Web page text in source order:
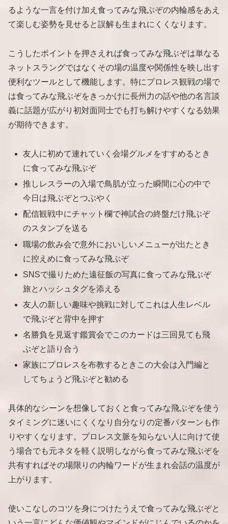
るような一言を付け加え食ってみな飛ぶぞの内輪感をあえ
て楽しむ姿勢を見せると誤解も生まれにくくなります。
こうしたポイントを押さえれば食ってみな飛ぶぞは単なる
ネットスラングではなくその場の温度や関係性を映し出す
便利なツールとして機能します。特にプロレス観戦の場で
は食ってみな飛ぶぞをきっかけに長州力の話や他の名言談
義に話題が広がり初対面同士でも打ち解けやすくなる効果
が期待できます。
友人に初めて連れていく会場グルメをすすめるとき
に食ってみな飛ぶぞ
推しレスラーの入場で鳥肌が立った瞬間に心の中で
今日は飛ぶぞとつぶやく
配信観戦中にチャット欄で神試合の終盤だけ飛ぶぞ
のスタンプを送る
職場の飲み会で意外においしいメニューが出たとき
に控えめに食ってみな飛ぶぞ
SNSで撮りためた遠征飯の写真に食ってみな飛ぶぞ
旅とハッシュタグを添える
友人の新しい趣味や挑戦に対してこれは人生レベル
で飛ぶぞと背中を押す
名勝負を見返す鑑賞会でこのカードは三回見ても飛
ぶぞと語り合う
家族にプロレスを布教するときこの大会は入門編と
してちょうど飛ぶぞと勧める
具体的なシーンを想像しておくと食ってみな飛ぶぞを使う
タイミングに迷いにくくなり自分なりの定番パターンも作
りやすくなります。プロレス文脈を知らない人に向けて使
う場合でも元ネタを軽く説明しながら食ってみな飛ぶぞを
共有すればその場限りの内輪ワードが生まれ会話の温度が
上がります。
使いこなしのコツを身につけたうえで食ってみな飛ぶぞと